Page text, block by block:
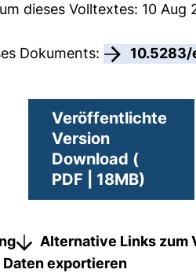
dieses Volltextes: 10 Aug
Dokuments:
Veröffentlichte
Version
Download (
PDF | 18MB)
Alternative Links zum
exportieren